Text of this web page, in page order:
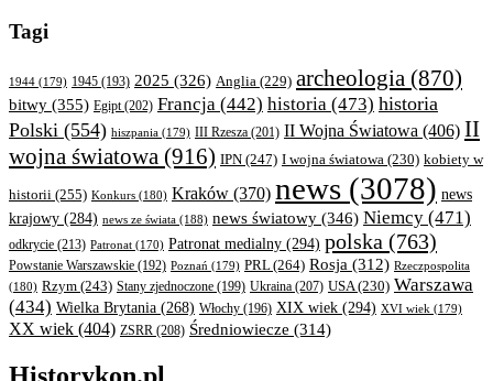
Tagi
1944 (179) 1945 (193) 2025 (326) Anglia (229) archeologia (870)
bitwy (355) Egipt (202) Francja (442) historia (473) historia
Polski (554) hiszpania (179) III Rzesza (201) II Wojna Światowa (406) II
wojna światowa (916) IPN (247) I wojna światowa (230) kobiety w
historii (255) Konkurs (180) Kraków (370) news (3078) news
krajowy (284) news ze świata (188) news światowy (346) Niemcy (471)
odkrycie (213) Patronat (170) Patronat medialny (294) polska (763)
Powstanie Warszawskie (192) Poznań (179) PRL(264) Rosja (312) Rzeczpospolita
(180) Rzym (243) Stany zjednoczone (199) Ukraina (207) USA (230) Warszawa
(434) Wielka Brytania (268) Włochy (196) XIX wiek (294) XVI wiek (179)
XX wiek (404) ZSRR (208) Średniowiecze (314)